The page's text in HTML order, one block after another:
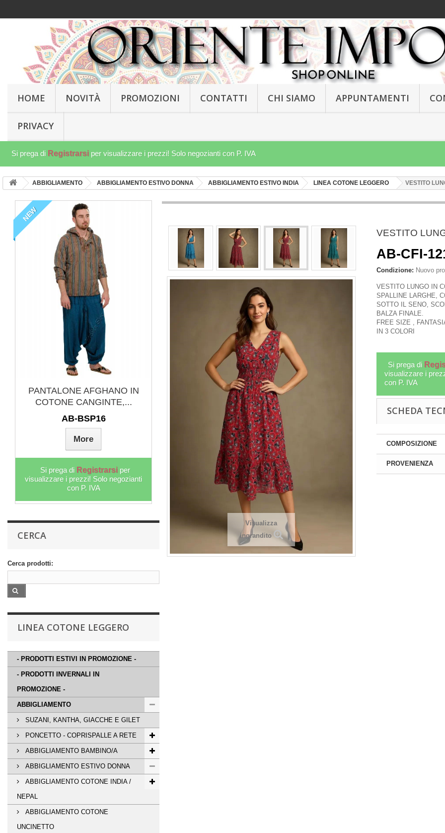
HOME NOVITÀ PROMOZIONI CONTATTI CHI SIAMO APPUNTAMENTI
PRIVACY
Si prega di Registrarsi per visualizzare i prezzi! Solo negozianti con P. IVA
ABBIGLIAMENTO ABBIGLIAMENTO ESTIVO DONNA ABBIGLIAMENTO ESTIVO INDIA LINEA COTONE LEGGERO VESTITO
NEW
PENDENTE TIBETANO IN
METALLO. COLORI...
MB-PEN480-01
More
Si prega di Registrarsi per
visualizzare i prezzi! Solo negozianti
con P. IVA
INCENSO FRAGRANCES &
SENS FRAGRANZA...
INC-NC48-000
More
Si prega di Registrarsi per
visualizzare i prezzi! Solo negozianti
con P. IVA
More
CERCA
Cerca prodotti:
LINEA COTONE LEGGERO
- PRODOTTI ESTIVI IN PROMOZIONE -
- PRODOTTI INVERNALI IN
PROMOZIONE -
ABBIGLIAMENTO
SUZANI, KANTHA, GIACCHE E GILET
PONCETTO - COPRISPALLE A RETE
ABBIGLIAMENTO BAMBINO/A
ABBIGLIAMENTO ESTIVO DONNA
ABBIGLIAMENTO COTONE INDIA /
NEPAL
ABBIGLIAMENTO COTONE
UNCINETTO
Visualizza
ingrandito
VESTITO
AB-CFI-
Condizione: Nuovo
VESTITO LUNGO IN
SPALLINE LARGHE,
SOTTO IL SENO,
BALZA FINALE.
FREE SIZE ,
IN 3 COLORI
Si prega di
visualizzare i
con P. IVA
SCHEDA
COMPOSIZIONE
PROVENIENZA